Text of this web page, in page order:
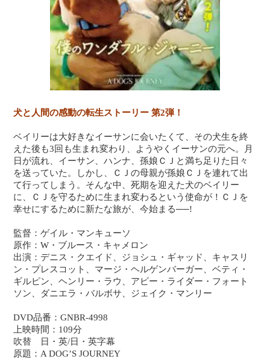
犬と人間の感動の転生ストーリー 第2弾！
ベイリーは大好きなイーサンに会いたくて、その犬生を終
えた後も3回も生まれ変わり、ようやくイーサンの元へ。月
日が流れ、イーサン、ハンナ、孫娘ＣＪと満ち足りた日々
を送っていた。しかし、ＣＪの母親が孫娘ＣＪを連れて出
て行ってしまう。そんな中、死期を迎えた犬のベイリー
に、ＣＪを守るために生まれ変わるという使命が！ＣＪを
幸せにするために新たな旅が、今始まる──!
監督：ゲイル・マンキューソ
原作：W・ブルース・キャメロン
出演：デニス・クエイド、ジョシュ・ギャッド、キャスリ
ン・プレスコット、マージ・ヘルゲンバーガー、ベティ・
ギルピン、ヘンリー・ラウ、アビー・ライダー・フォート
ソン、ダニエラ・バルボサ、ジェイク・マンリー
DVD品番：GNBR-4998
上映時間：109分
吹替 日・英/日・英字幕
原題：A DOG’S JOURNEY